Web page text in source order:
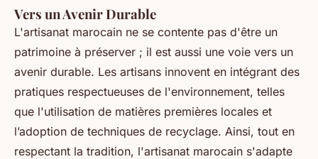
Vers un Avenir Durable
L'artisanat marocain ne se contente pas d'être un
patrimoine à préserver ; il est aussi une voie vers un
avenir durable. Les artisans innovent en intégrant des
pratiques respectueuses de l'environnement, telles
que l'utilisation de matières premières locales et
l’adoption de techniques de recyclage. Ainsi, tout en
respectant la tradition, l'artisanat marocain s'adapte